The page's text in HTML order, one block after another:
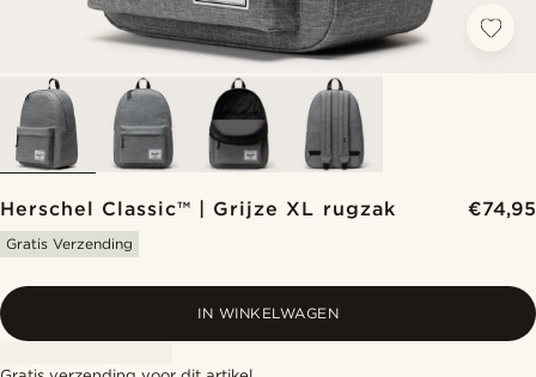
Herschel Classic™ | Grijze XL rugzak €74,95
Gratis Verzending
IN WINKELWAGEN